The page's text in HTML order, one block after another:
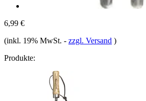
6,99 €
(inkl. 19% MwSt. - zzgl. Versand )
Produkte: